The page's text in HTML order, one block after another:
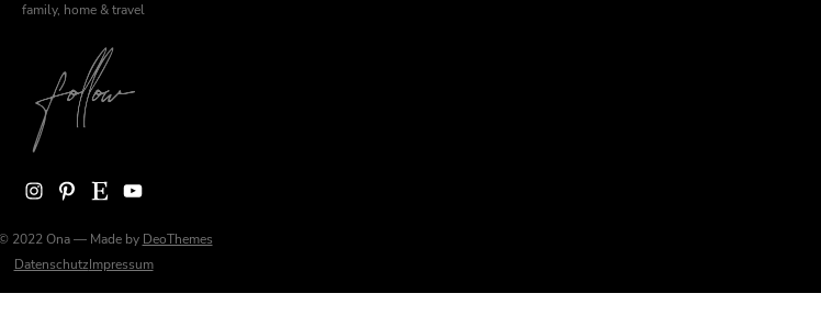
family, home & travel
Instagram Pinterest Etsy YouTube
2022 Ona — Made by DeoThemes
DatenschutzImpressum